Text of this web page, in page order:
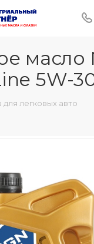
масло
5W-
легковых авто